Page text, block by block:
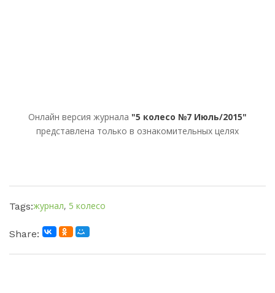
Онлайн версия журнала "5 колесо №7 Июль/2015"
представлена только в ознакомительных целях
Tags:журнал, 5 колесо
Share: